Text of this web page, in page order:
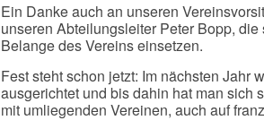
Ein Danke auch an unseren
unseren Abteilungsleiter Peter Bopp,
Belange des Vereins einsetzen.
Fest steht schon jetzt: Im nächsten Jahr
ausgerichtet und bis dahin hat man sich
mit umliegenden Vereinen, auch auf